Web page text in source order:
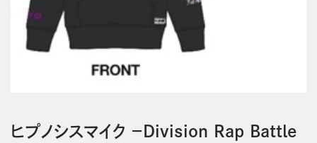
ヒプノシスマイク －Division Rap Battle